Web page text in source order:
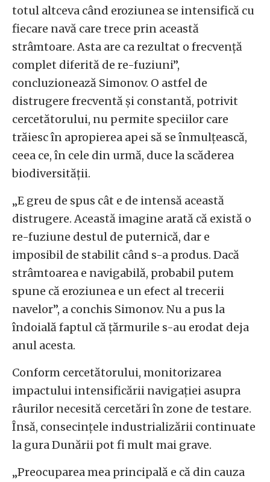
totul altceva când eroziunea se intensifică cu
fiecare navă care trece prin această
strâmtoare. Asta are ca rezultat o frecvență
complet diferită de re-fuziuni”,
concluzionează Simonov. O astfel de
distrugere frecventă și constantă, potrivit
cercetătorului, nu permite speciilor care
trăiesc în apropierea apei să se înmulțească,
ceea ce, în cele din urmă, duce la scăderea
biodiversității.
„E greu de spus cât e de intensă această
distrugere. Această imagine arată că există o
re-fuziune destul de puternică, dar e
imposibil de stabilit când s-a produs. Dacă
strâmtoarea e navigabilă, probabil putem
spune că eroziunea e un efect al trecerii
navelor”, a conchis Simonov. Nu a pus la
îndoială faptul că țărmurile s-au erodat deja
anul acesta.
Conform cercetătorului, monitorizarea
impactului intensificării navigației asupra
râurilor necesită cercetări în zone de testare.
Însă, consecințele industrializării continuate
la gura Dunării pot fi mult mai grave.
„Preocuparea mea principală e că din cauza